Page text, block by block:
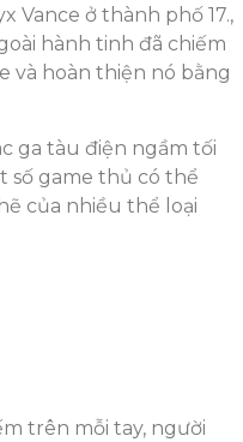
Vance ở thành phố 17.,
hành tinh đã chiếm
và hoàn thiện nó bằng
ga tàu điện ngầm tối
số game thủ có thể
của nhiều thể loại
trên mỗi tay, người